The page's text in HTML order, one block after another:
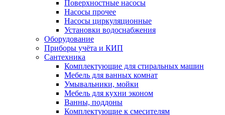
Поверхностные насосы
Насосы прочее
Насосы циркуляционные
Установки водоснабжения
Оборудование
Приборы учёта и КИП
Сантехника
Комплектующие для стиральных машин
Мебель для ванных комнат
Умывальники, мойки
Мебель для кухни эконом
Ванны, поддоны
Комплектующие к смесителям